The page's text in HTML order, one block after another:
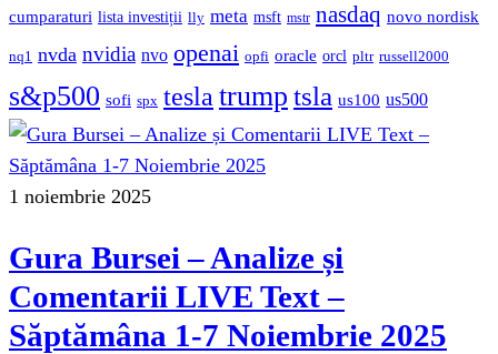
cumparaturi lista investiții lly meta msft mstr nasdaq novo nordisk
nq1 nvda nvidia nvo openai opfi oracle orcl pltr russell2000
s&p500 sofi spx tesla trump tsla us100 us500
1 noiembrie 2025
Gura Bursei – Analize și
Comentarii LIVE Text –
Săptămâna 1-7 Noiembrie 2025